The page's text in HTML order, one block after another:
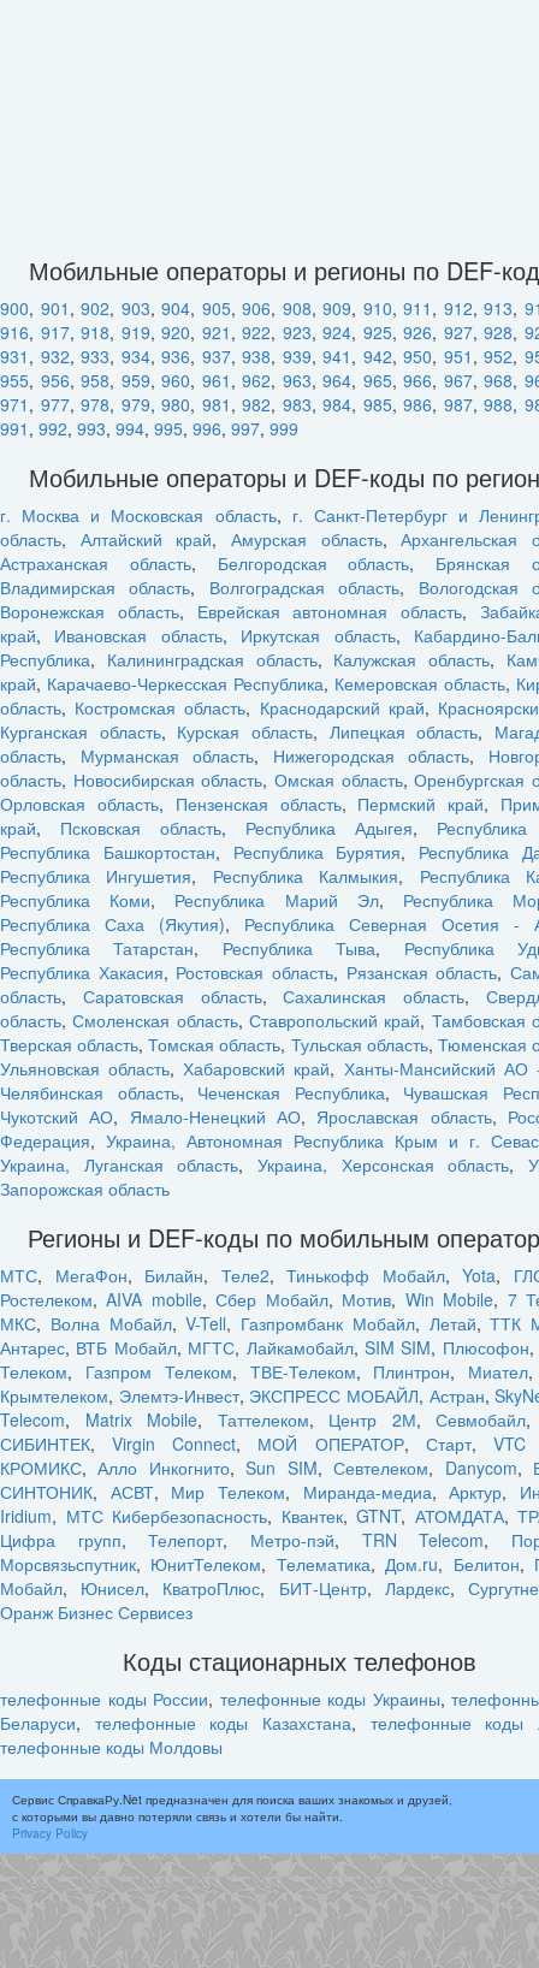
Мобильные операторы и регионы по DEF-
900, 901 , 902, 903, 904, 905, 906, 908, 909, 910, 911 , 912, 913,
916, 917, 918, 919, 920, 921 , 922, 923, 924, 925, 926, 927, 928,
931 , 932, 933, 934, 936, 937, 938, 939, 941 , 942, 950, 951 , 952,
955, 956, 958, 959, 960, 961 , 962, 963, 964, 965, 966, 967, 968,
971 , 977, 978, 979, 980, 981 , 982, 983, 984, 985, 986, 987, 988,
991 , 992, 993, 994, 995, 996, 997, 999
Мобильные операторы и DEF-коды по
г. Москва и Московская область, г. Санкт-Петербург и
область, Алтайский край,Амурская область,Архангельская
Астраханская область, Белгородская область, Брянская
Владимирская область, Волгоградская область, Вологодская
Воронежская область, Еврейская автономная область,
край, Ивановская область, Иркутская область, Кабардино-
Республика, Калининградская область, Калужская область,
край, Карачаево-Черкесская Республика, Кемеровская область,
область, Костромская область, Краснодарский край,
Курганская область, Курская область, Липецкая область,
область, Мурманская область, Нижегородская область,
область, Новосибирская область,Омская область,Оренбургская
Орловская область, Пензенская область, Пермский край,
край, Псковская область, Республика Адыгея,
Республика Башкортостан, Республика Бурятия, Республика
Республика Ингушетия, Республика Калмыкия, Республика
Республика Коми, Республика Марий Эл, Республика
Республика Саха (Якутия), Республика Северная Осетия -
Республика Татарстан, Республика Тыва, Республика
Республика Хакасия, Ростовская область, Рязанская область,
область, Саратовская область,Сахалинская область,
область,Смоленская область,Ставропольский край, Тамбовская
Тверская область,Томская область, Тульская область, Тюменская
Ульяновская область,Хабаровский край, Ханты-Мансийский
Челябинская область, Чеченская Республика, Чувашская
Чукотский АО, Ямало-Ненецкий АО, Ярославская область,
Федерация, Украина, Автономная Республика Крым и г.
Украина, Луганская область,Украина, Херсонская область,
Запорожская область
Регионы и DEF-коды по мобильным
МТС, МегаФон, Билайн, Теле2,Тинькофф Мобайл,Yota,
Ростелеком,AIVA mobile,Сбер Мобайл, Мотив, Win Mobile, 7
МКС, Волна Мобайл,V-Tell, Газпромбанк Мобайл, Летай,ТТК
Антарес, ВТБ Мобайл, МГТС, Лайкамобайл, SIM SIM, Плюсофон,
Телеком, Газпром Телеком, ТВЕ-Телеком, Плинтрон, Миател
Крымтелеком, Элемтэ-Инвест, ЭКСПРЕСС МОБАЙЛ, Астран,
Telecom, Matrix Mobile, Таттелеком, Центр 2М,Севмобайл
СИБИНТЕК,Virgin Connect, МОЙ ОПЕРАТОР, Старт, VTC
КРОМИКС,Алло Инкогнито,Sun SIM,Севтелеком, Danycom,
СИНТОНИК, АСВТ, Мир Телеком, Миранда-медиа,Арктур,
Iridium, МТС Кибербезопасность, Квантек, GTNT, АТОМДАТА,
Цифра групп,Телепорт, Метро-пэй, TRN Telecom,
Морсвязьспутник, ЮнитТелеком, Телематика,Дом.ru, Белитон,
Мобайл, Юнисел, КватроПлюс, БИТ-Центр, Лардекс,
Оранж Бизнес Сервисез
Коды стационарных телефонов
телефонные коды России, телефонные коды Украины,
Беларуси, телефонные коды Казахстана, телефонные коды
телефонные коды Молдовы
Сервис СправкаРу.Net предназначен для поиска ваших знакомых и друзей,
с которыми вы давно потеряли связь и хотели бы найти.
Privacy Policy